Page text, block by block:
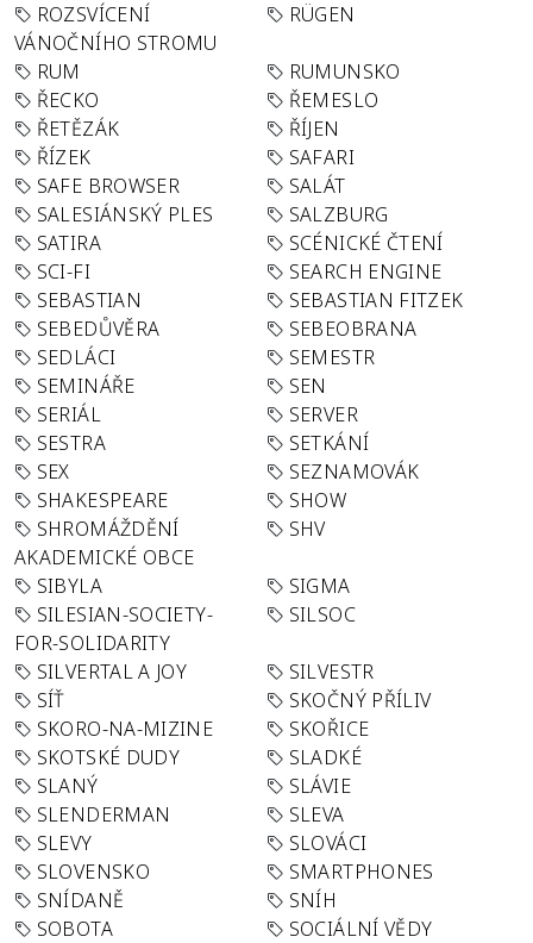
ROZSVÍCENÍ
VÁNOČNÍHO STROMU
RÜGEN
RUM
RUMUNSKO
ŘECKO
ŘEMESLO
ŘETĚZÁK
ŘÍJEN
ŘÍZEK
SAFARI
SAFE BROWSER
SALÁT
SALESIÁNSKÝ PLES
SALZBURG
SATIRA
SCÉNICKÉ ČTENÍ
SCI-FI
SEARCH ENGINE
SEBASTIAN
SEBASTIAN FITZEK
SEBEDŮVĚRA
SEBEOBRANA
SEDLÁCI
SEMESTR
SEMINÁŘE
SEN
SERIÁL
SERVER
SESTRA
SETKÁNÍ
SEX
SEZNAMOVÁK
SHAKESPEARE
SHOW
SHROMÁŽDĚNÍ
AKADEMICKÉ OBCE
SHV
SIBYLA
SIGMA
SILESIAN-SOCIETY-
FOR-SOLIDARITY
SILSOC
SILVERTAL A JOY
SILVESTR
SÍŤ
SKOČNÝ PŘÍLIV
SKORO-NA-MIZINE
SKOŘICE
SKOTSKÉ DUDY
SLADKÉ
SLANÝ
SLÁVIE
SLENDERMAN
SLEVA
SLEVY
SLOVÁCI
SLOVENSKO
SMARTPHONES
SNÍDANĚ
SNÍH
SOBOTA
SOCIÁLNÍ VĚDY